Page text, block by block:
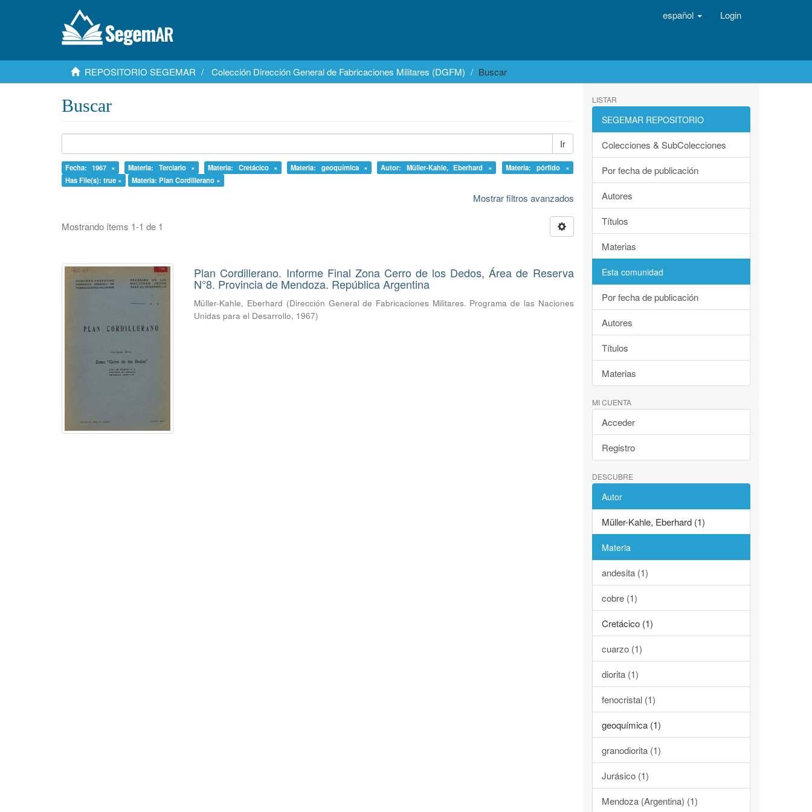
español Login
REPOSITORIO SEGEMAR Colección Dirección General de Fabricaciones Militares (DGFM) Buscar
Buscar
Ir
Fecha: 1967 × Materia: Terciario × Materia: Cretácico × Materia: geoquímica × Autor: Müller-Kahle, Eberhard ×
Materia: pórfido ×
Has File(s): true ×
Materia: Plan Cordillerano ×
Mostrar filtros avanzados
Mostrando ítems 1-1 de 1
Plan Cordillerano. Informe Final Zona Cerro de los Dedos, Área de Reserva
N°8. Provincia de Mendoza. República Argentina
Müller-Kahle, Eberhard (Dirección General de Fabricaciones Militares. Programa de las Naciones
Unidas para el Desarrollo, 1967)
LISTAR
SEGEMAR REPOSITORIO
Colecciones & SubColecciones
Por fecha de publicación
Autores
Títulos
Materias
Esta comunidad
Por fecha de publicación
Autores
Títulos
Materias
MI CUENTA
Acceder
Registro
DESCUBRE
Autor
Müller-Kahle, Eberhard (1)
Materia
andesita (1)
cobre (1)
Cretácico (1)
cuarzo (1)
diorita (1)
fenocristal (1)
geoquímica (1)
granodiorita (1)
Jurásico (1)
Mendoza (Argentina) (1)